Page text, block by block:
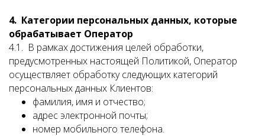
4. Категории персональных данных, которые
обрабатывает Оператор
4.1. В рамках достижения целей обработки,
предусмотренных настоящей Политикой, Оператор
осуществляет обработку следующих категорий
персональных данных Клиентов:
фамилия, имя и отчество;
адрес электронной почты;
номер мобильного телефона.